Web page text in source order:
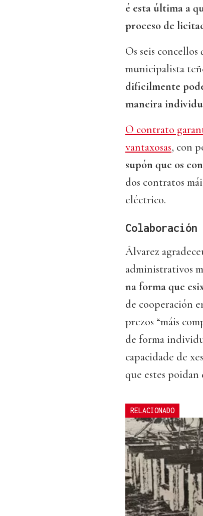
é esta última a
proceso de
Os seis
municipalista
dificilmente
maneira
O contrato
vantaxosas, con
supón que os
dos contratos
eléctrico.
Colaboración
Álvarez
administrativos
na forma que
de cooperación
prezos “máis
de forma
capacidade de
que estes poidan
RELACIONADO